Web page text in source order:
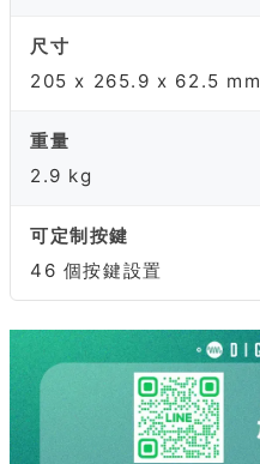
尺寸
205 x 265.9 x 62.5 mm
重量
2.9 kg
可定制按鍵
46 個按鍵設置